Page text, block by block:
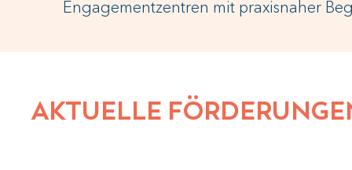
Engagementzentren mit praxisnaher
AKTUELLE